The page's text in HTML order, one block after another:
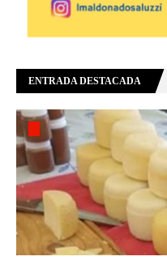
ENTRADA DESTACADA